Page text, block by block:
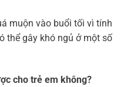
muộn vào buổi tối vì tính
thể gây khó ngủ ở một số
cho trẻ em không?